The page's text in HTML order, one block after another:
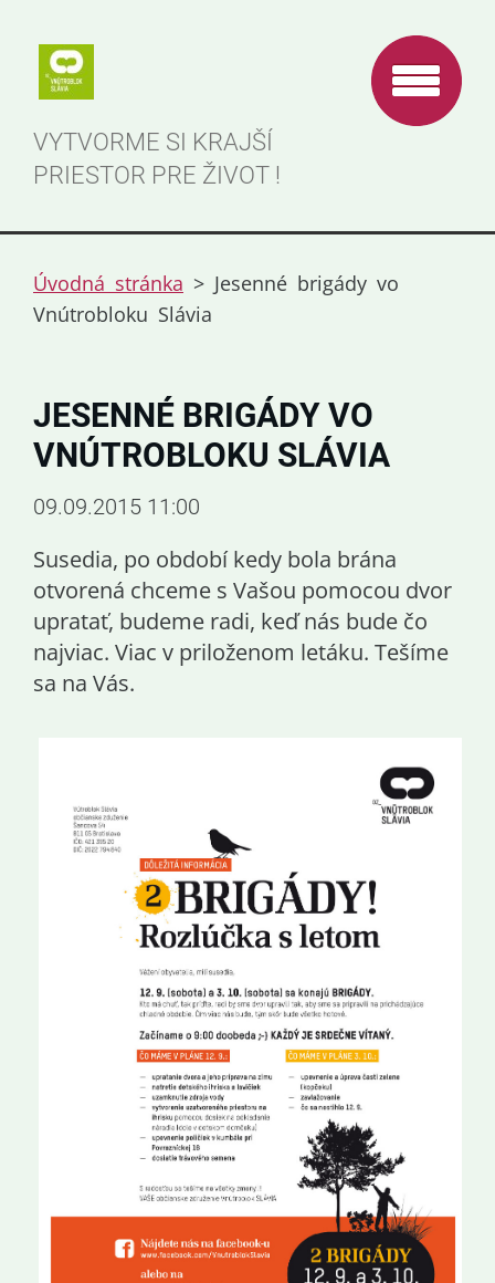
VYTVORME SI KRAJŠÍ
PRIESTOR PRE ŽIVOT !
Úvodná stránka > Jesenné brigády vo
Vnútrobloku Slávia
JESENNÉ BRIGÁDY VO
VNÚTROBLOKU SLÁVIA
09.09.2015 11:00
Susedia, po období kedy bola brána
otvorená chceme s Vašou pomocou dvor
upratať, budeme radi, keď nás bude čo
najviac. Viac v priloženom letáku. Tešíme
sa na Vás.